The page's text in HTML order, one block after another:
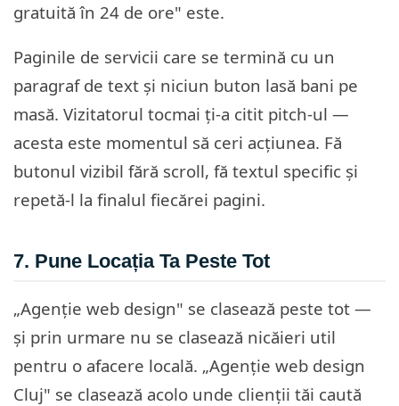
gratuită în 24 de ore" este.
Paginile de servicii care se termină cu un
paragraf de text și niciun buton lasă bani pe
masă. Vizitatorul tocmai ți-a citit pitch-ul —
acesta este momentul să ceri acțiunea. Fă
butonul vizibil fără scroll, fă textul specific și
repetă-l la finalul fiecărei pagini.
7. Pune Locația Ta Peste Tot
„Agenție web design" se clasează peste tot —
și prin urmare nu se clasează nicăieri util
pentru o afacere locală. „Agenție web design
Cluj" se clasează acolo unde clienții tăi caută